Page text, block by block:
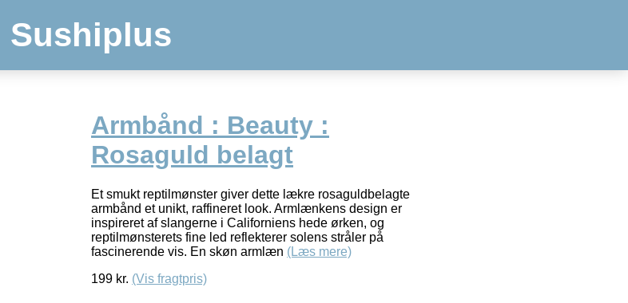
Sushiplus
Armbånd : Beauty :
Rosaguld belagt
Et smukt reptilmønster giver dette lækre rosaguldbelagte
armbånd et unikt, raffineret look. Armlænkens design er
inspireret af slangerne i Californiens hede ørken, og
reptilmønsterets fine led reflekterer solens stråler på
fascinerende vis. En skøn armlæn (Læs mere)
199 kr. (Vis fragtpris)